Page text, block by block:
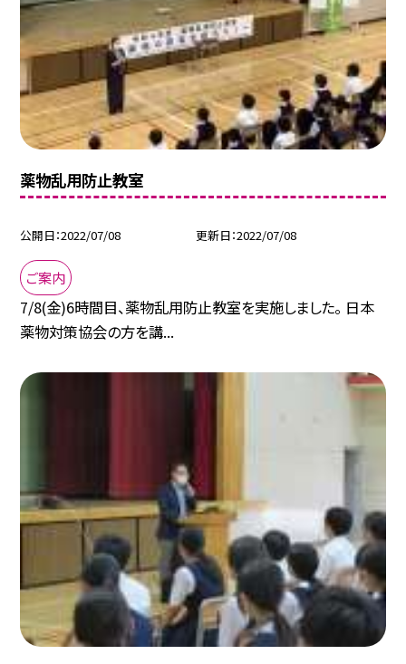
薬物乱用防止教室
公開日 2022/07/08 更新日 2022/07/08
ご案内
7/8(金)6時間目、薬物乱用防止教室を実施しました。 日本
薬物対策協会の方を講...